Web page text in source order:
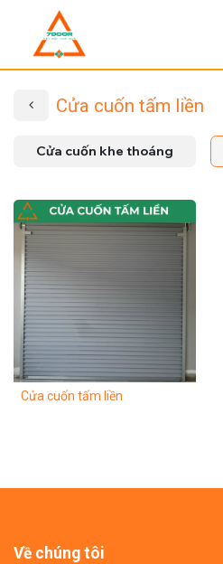
Cửa cuốn tấm liền
Cửa cuốn khe thoáng
Cửa cuốn tấm liền
Về chúng tôi